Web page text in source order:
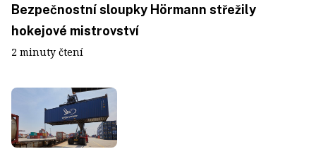
Bezpečnostní sloupky Hörmann střežily
hokejové mistrovství
2 minuty čtení